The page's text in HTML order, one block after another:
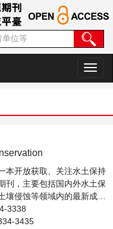
切
换
本开放获取、关注水土保持
刊，主要包括国内外水土保
壤侵蚀等领域内的最新成果
某一领域的研究进展和专业
容，旨在给世界范围内的科
3338
3435